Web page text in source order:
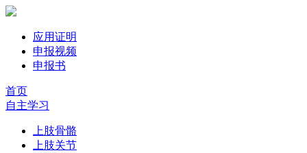
应用证明
申报视频
申报书
首页
自主学习
上肢骨骼
上肢关节